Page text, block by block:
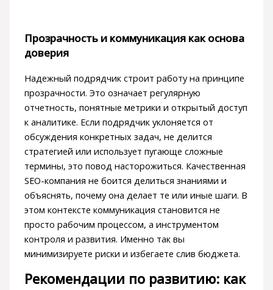
Прозрачность и коммуникация как основа
доверия
Надежный подрядчик строит работу на принципе
прозрачности. Это означает регулярную
отчетность, понятные метрики и открытый доступ
к аналитике. Если подрядчик уклоняется от
обсуждения конкретных задач, не делится
стратегией или использует пугающе сложные
термины, это повод насторожиться. Качественная
SEO-компания не боится делиться знаниями и
объяснять, почему она делает те или иные шаги. В
этом контексте коммуникация становится не
просто рабочим процессом, а инструментом
контроля и развития. Именно так вы
минимизируете риски и избегаете слив бюджета.
Рекомендации по развитию: как